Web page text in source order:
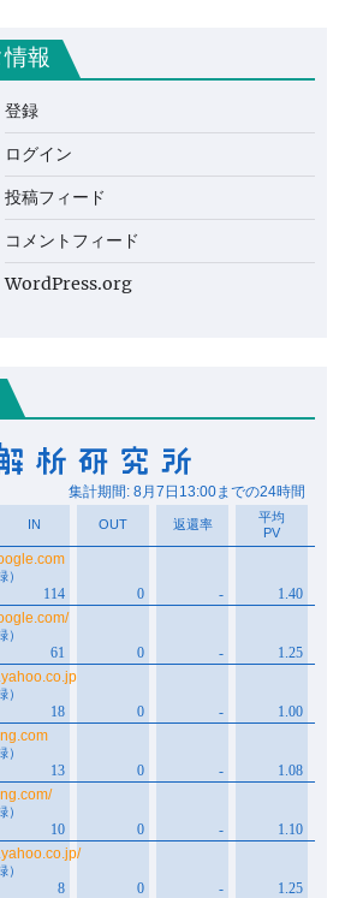
報
登録
ログイン
投稿フィード
コメントフィード
WordPress.org